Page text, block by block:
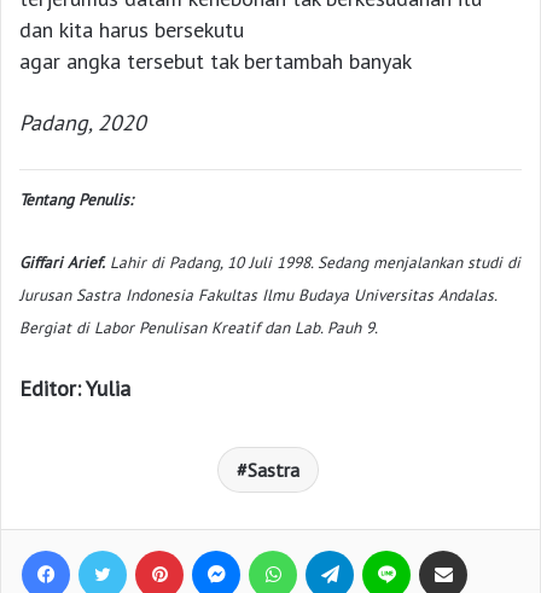
dan kita harus bersekutu
agar angka tersebut tak bertambah banyak
Padang, 2020
Tentang Penulis:
Giffari Arief.Lahir di Padang, 10 Juli 1998. Sedang menjalankan studi di
Jurusan Sastra Indonesia Fakultas Ilmu Budaya Universitas Andalas.
Bergiat di Labor Penulisan Kreatif dan Lab. Pauh 9.
Editor: Yulia
Sastra